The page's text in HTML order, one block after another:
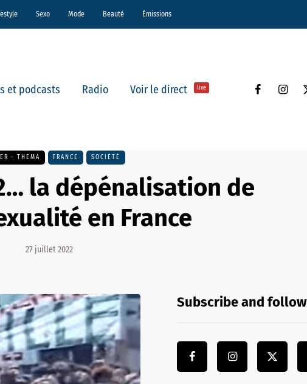
Sexo Mode Beauté Émissions
et podcasts Radio Voir le direct live
- THEMA FRANCE SOCIÉTÉ
la dépénalisation de
en France
27 juillet 2022
Subscribe and follow